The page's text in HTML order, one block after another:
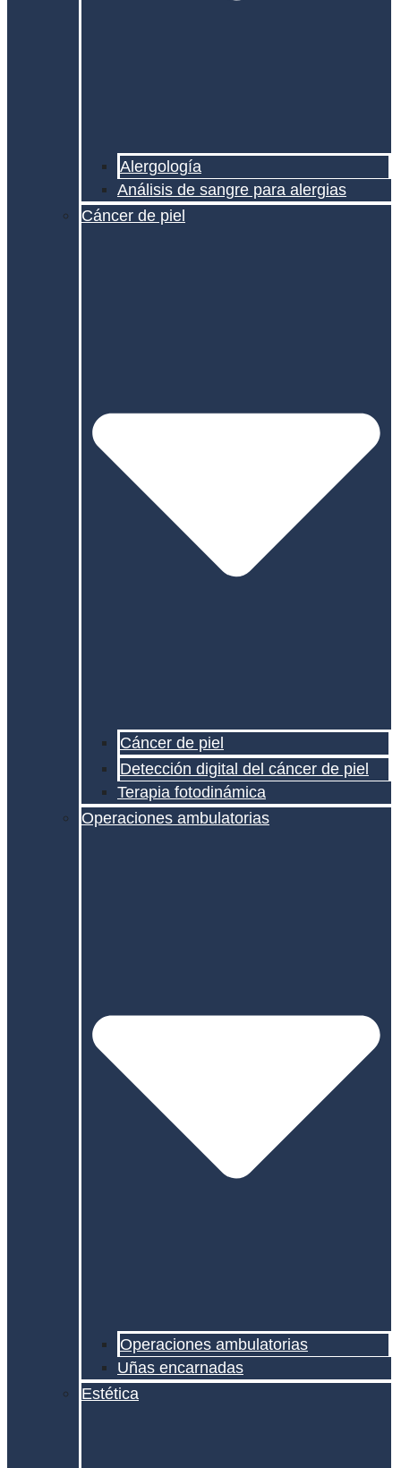
Alergología
Análisis de sangre para alergias
Cáncer de piel
Cáncer de piel
Detección digital del cáncer de piel
Terapia fotodinámica
Operaciones ambulatorias
Operaciones ambulatorias
Uñas encarnadas
Estética